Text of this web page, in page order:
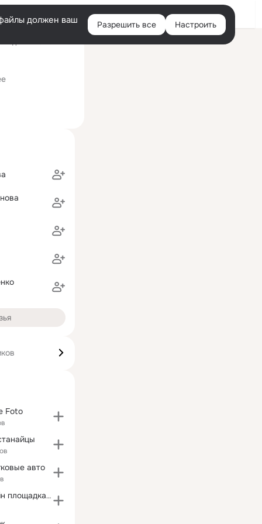
Войти
должен ваш
Разрешить все Настроить
Foto
авто
MotPlay (онлайн площадка для кибер соревнований)